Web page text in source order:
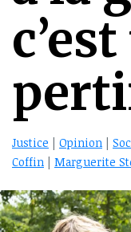
Justice | Opinion |
Coffin | Marguerite